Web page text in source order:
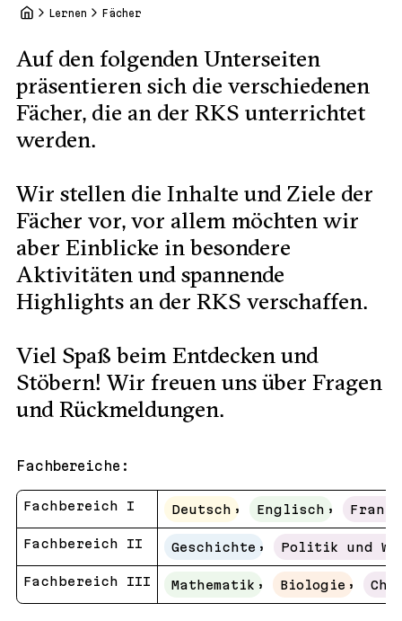
Lernen Fächer
Auf den folgenden Unterseiten
präsentieren sich die verschiedenen
Fächer, die an der RKS unterrichtet
werden.
Wir stellen die Inhalte und Ziele der
Fächer vor, vor allem möchten wir
aber Einblicke in besondere
Aktivitäten und spannende
Highlights an der RKS verschaffen.
Viel Spaß beim Entdecken und
Stöbern! Wir freuen uns über Fragen
und Rückmeldungen.
Fachbereiche:
Fachbereich I Deutsch , Englisch ,
Fachbereich II Geschichte , Politik und
Fachbereich III Mathematik , Biologie ,